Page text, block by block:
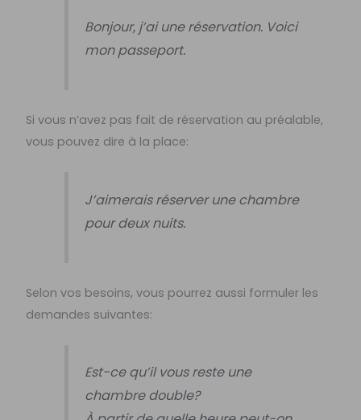
Bonjour, j’ai une réservation. Voici
mon passeport.
Si vous n’avez pas fait de réservation au préalable,
vous pouvez dire à la place:
J’aimerais réserver une chambre
pour deux nuits.
Selon vos besoins, vous pourrez aussi formuler les
demandes suivantes:
Est-ce qu’il vous reste une
chambre double?